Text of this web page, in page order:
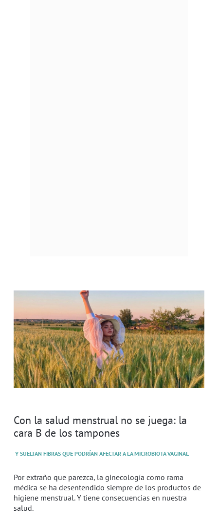
Con la salud menstrual no se juega: la
cara B de los tampones
Y SUELTAN FIBRAS QUE PODRÍAN AFECTAR A LA MICROBIOTA VAGINAL
Por extraño que parezca, la ginecología como rama
médica se ha desentendido siempre de los productos de
higiene menstrual. Y tiene consecuencias en nuestra
salud.